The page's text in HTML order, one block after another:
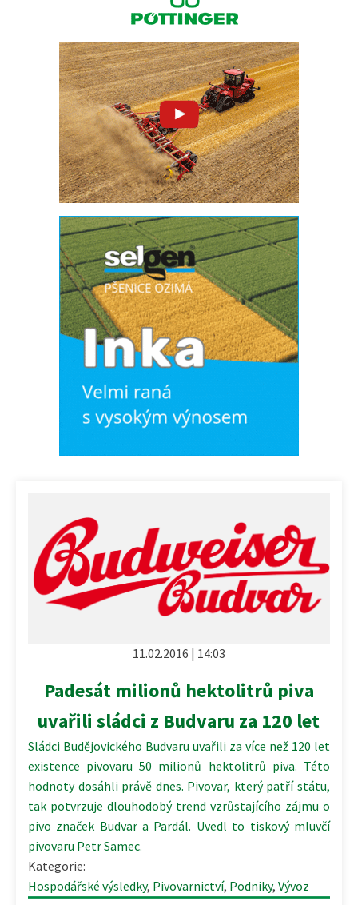
11.02.2016 | 14:03
Padesát milionů hektolitrů piva
uvařili sládci z Budvaru za 120 let
Sládci Budějovického Budvaru uvařili za více než 120 let
existence pivovaru 50 milionů hektolitrů piva. Této
hodnoty dosáhli právě dnes. Pivovar, který patří státu,
tak potvrzuje dlouhodobý trend vzrůstajícího zájmu o
pivo značek Budvar a Pardál. Uvedl to tiskový mluvčí
pivovaru Petr Samec.
Kategorie:
Hospodářské výsledky, Pivovarnictví, Podniky, Vývoz